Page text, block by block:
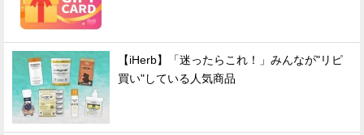
【iHerb】「迷ったらこれ！」みんなが"リピ
買い"している人気商品